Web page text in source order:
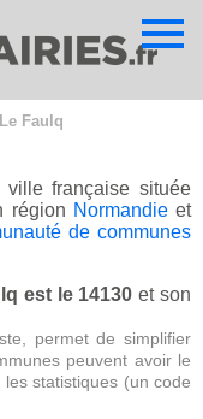
Faulq
ville française située
région Normandieet
de communes
est le 14130 et son
permet de simplifier
peuvent avoir le
statistiques (un code